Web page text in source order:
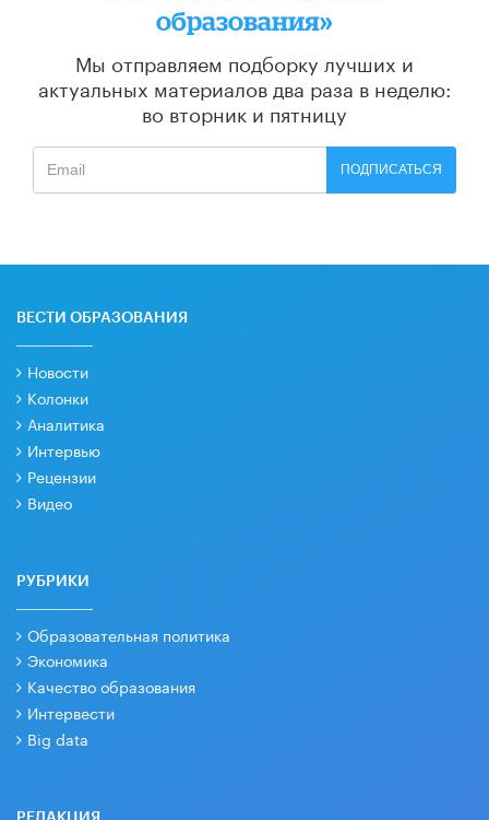
образования»
Мы отправляем подборку лучших и
актуальных материалов два раза в неделю:
во вторник и пятницу
ПОДПИСАТЬСЯ
ВЕСТИ ОБРАЗОВАНИЯ
Новости
Колонки
Аналитика
Интервью
Рецензии
Видео
РУБРИКИ
Образовательная политика
Экономика
Качество образования
Интервести
Big data